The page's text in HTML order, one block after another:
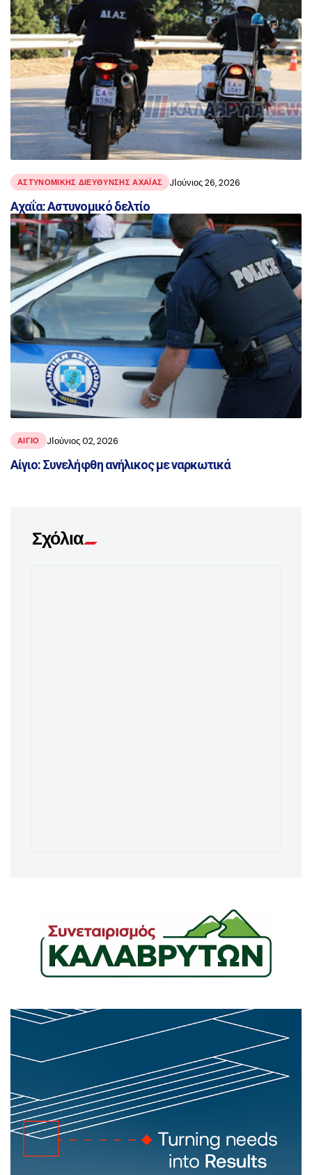
ΑΣΤΥΝΟΜΙΚΉΣ ΔΙΕΎΘΥΝΣΗΣ ΑΧΑΪ́ΑΣ JΙούνιος 26, 2026
Αχαΐα: Αστυνομικό δελτίο
ΑΙΓΙΟ JΙούνιος 02, 2026
Αίγιο: Συνελήφθη ανήλικος με ναρκωτικά
Σχόλια